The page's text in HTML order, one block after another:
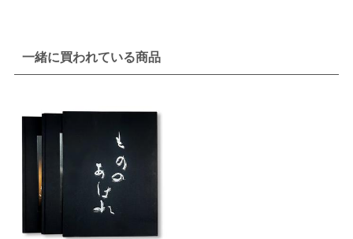
一緒に買われている商品